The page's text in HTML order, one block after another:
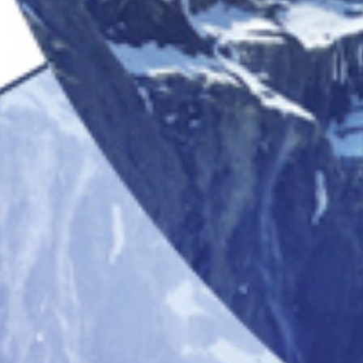
Malgré l’accompagnement sans faille du département
des Hautes-Pyrénées, de la région Occitanie et de
l’État, il faut dorénavant réfléchir à une forme de
festival et à un modèle économique plus solides,
moins vulnérables aux aléas climatiques et à l'inflation
constante des coûts d'organisation.
Nous sommes aussi conscients qu’en 2024, un
évènement culturel d’une telle ampleur dans un site
aux enjeux multiples, ne peut plus être piloté
uniquement par trois bénévoles.
Le Bureau du Festival œuvre à retrouver l’équilibre
financier, et remercie tous ses fidèles soutiens dans
cette démarche, et tout particulièrement le
Département des Hautes-Pyrénées, la Région
Occitanie, les divers représentants de l’État, le Parc
national des Pyrénées, la CCPVG, les communes de
Gèdre-Gavarnie, Luz-St-Sauveur, et le programme
Soyez assurés de notre détermination, au nom de
tous ceux qui ont créé, organisé, animé et fait vivre ce
festival, à trouver des solutions au niveau territorial
pour que le festival lui reste acquis dans les années à